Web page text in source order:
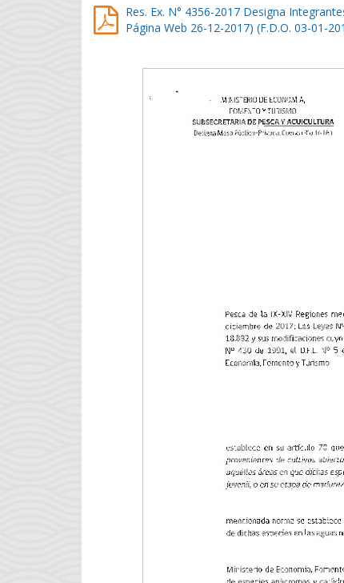
Res. Ex. N° 4356-2017 Designa
Página Web 26-12-2017) (F.D.O. 03-01-